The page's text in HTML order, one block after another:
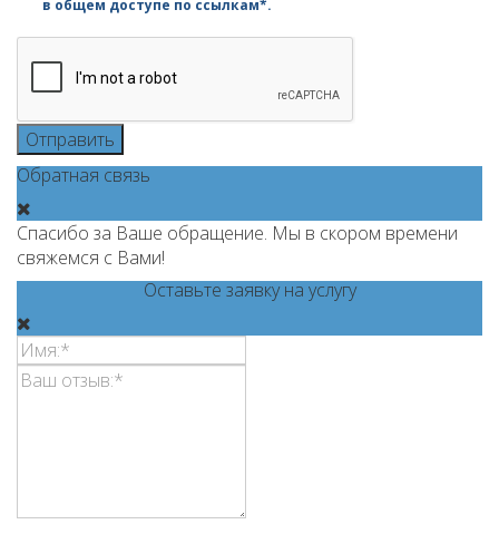
в общем доступе по ссылкам*.
Отправить
Обратная связь
Спасибо за Ваше обращение. Мы в скором времени
свяжемся с Вами!
Оставьте заявку на услугу